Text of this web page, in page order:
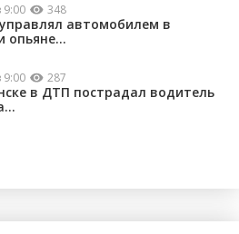
9:00 348
автомобилем в
опьяне...
9:00 287
в ДТП пострадал водитель